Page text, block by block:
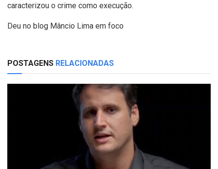
caracterizou o crime como execução.
Deu no blog Mâncio Lima em foco
POSTAGENS RELACIONADAS